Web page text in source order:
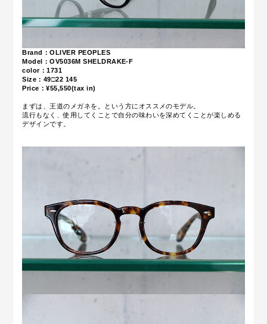
Brand：OLIVER PEOPLES
Model：OV5036M SHELDRAKE-F
color：1731
Size：49□22 145
Price：¥55,550(tax in)
まずは、王道のメガネを。という方にオススメのモデル。
流行もなく、使用してくことで自分の味わいを深めてくことが楽しめる
デザインです。